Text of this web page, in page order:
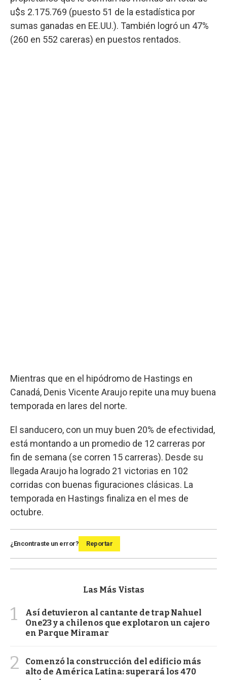
u$s 2.175.769 (puesto 51 de la estadística por
sumas ganadas en EE.UU.). También logró un 47%
(260 en 552 careras) en puestos rentados.
Mientras que en el hipódromo de Hastings en
Canadá, Denis Vicente Araujo repite una muy buena
temporada en lares del norte.
El sanducero, con un muy buen 20% de efectividad,
está montando a un promedio de 12 carreras por
fin de semana (se corren 15 carreras). Desde su
llegada Araujo ha logrado 21 victorias en 102
corridas con buenas figuraciones clásicas. La
temporada en Hastings finaliza en el mes de
octubre.
¿Encontraste un error? Reportar
Las Más Vistas
1
Así detuvieron al cantante de trap Nahuel
One23 y a chilenos que explotaron un cajero
en Parque Miramar
2
Comenzó la construcción del edificio más
alto de América Latina: superará los 470